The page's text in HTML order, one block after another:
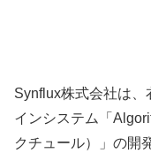
Synflux株式会社は
インシステム「
クチュール）」の開